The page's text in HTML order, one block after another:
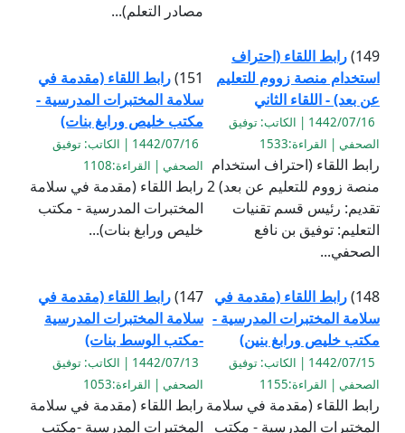
مصادر التعلم)...
149) رابط اللقاء (احتراف
استخدام منصة زووم للتعليم
عن بعد) - اللقاء الثاني
1442/07/16 | الكاتب: توفيق
الصحفي | القراءة:1533
رابط اللقاء (احتراف استخدام
منصة زووم للتعليم عن بعد) 2
تقديم: رئيس قسم تقنيات
التعليم: توفيق بن نافع
الصحفي...
151) رابط اللقاء (مقدمة في
سلامة المختبرات المدرسية -
مكتب خليص ورابغ بنات)
1442/07/16 | الكاتب: توفيق
الصحفي | القراءة:1108
رابط اللقاء (مقدمة في سلامة
المختبرات المدرسية - مكتب
خليص ورابغ بنات)...
148) رابط اللقاء (مقدمة في
سلامة المختبرات المدرسية -
مكتب خليص ورابغ بنين)
1442/07/15 | الكاتب: توفيق
الصحفي | القراءة:1155
رابط اللقاء (مقدمة في سلامة
المختبرات المدرسية - مكتب
147) رابط اللقاء (مقدمة في
سلامة المختبرات المدرسية
-مكتب الوسط بنات)
1442/07/13 | الكاتب: توفيق
الصحفي | القراءة:1053
رابط اللقاء (مقدمة في سلامة
المختبرات المدرسية -مكتب